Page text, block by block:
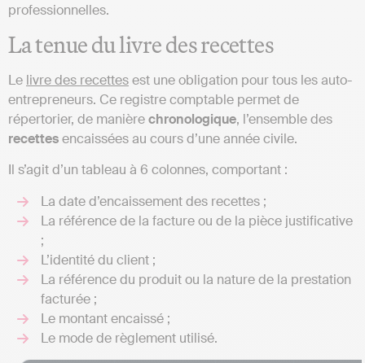
professionnelles.
La tenue du livre des recettes
Le livre des recettesest une obligation pour tous les auto-
entrepreneurs. Ce registre comptable permet de
répertorier, de manièrechronologique, l’ensemble des
recettesencaissées au cours d’une année civile.
Il s’agit d’un tableau à 6 colonnes, comportant :
La date d’encaissement des recettes ;
La référence de la facture ou de la pièce justificative
;
L’identité du client ;
La référence du produit ou la nature de la prestation
facturée ;
Le montant encaissé ;
Le mode de règlement utilisé.